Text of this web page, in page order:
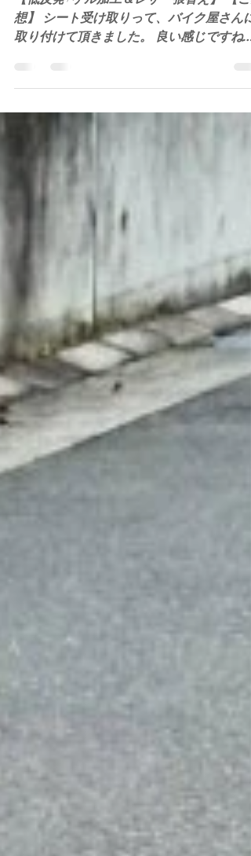
HONDA XADV
【低反発+ゲル加工＆レザー張替え】 【ご
から逸脱することなく、 エンボス加工であ
ったり、バックシートに薄い模様が入って
たり、 まさしくオッチャン仕様の渋さで
ート尻痛の按配は改善されてそうな感じで
す。 今回もまたありがとうございました。